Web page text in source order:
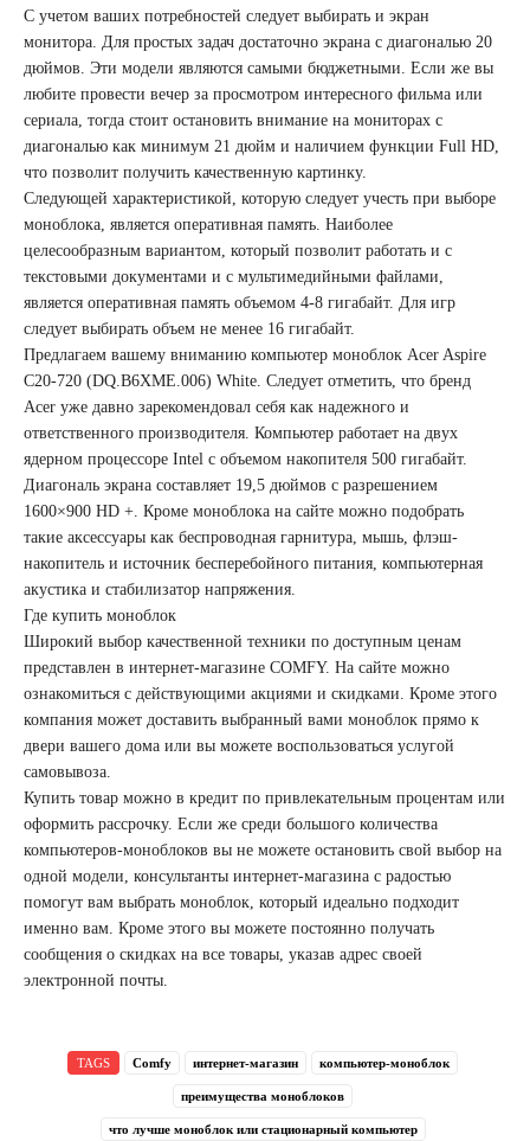
С учетом ваших потребностей следует выбирать и экран
монитора. Для простых задач достаточно экрана с диагональю 20
дюймов. Эти модели являются самыми бюджетными. Если же вы
любите провести вечер за просмотром интересного фильма или
сериала, тогда стоит остановить внимание на мониторах с
диагональю как минимум 21 дюйм и наличием функции Full HD,
что позволит получить качественную картинку.
Следующей характеристикой, которую следует учесть при выборе
моноблока, является оперативная память. Наиболее
целесообразным вариантом, который позволит работать и с
текстовыми документами и с мультимедийными файлами,
является оперативная память объемом 4-8 гигабайт. Для игр
следует выбирать объем не менее 16 гигабайт.
Предлагаем вашему вниманию компьютер моноблок Acer Aspire
C20-720 (DQ.B6XME.006) White. Следует отметить, что бренд
Acer уже давно зарекомендовал себя как надежного и
ответственного производителя. Компьютер работает на двух
ядерном процессоре Intel с объемом накопителя 500 гигабайт.
Диагональ экрана составляет 19,5 дюймов с разрешением
1600×900 HD +. Кроме моноблока на сайте можно подобрать
такие аксессуары как беспроводная гарнитура, мышь, флэш-
накопитель и источник бесперебойного питания, компьютерная
акустика и стабилизатор напряжения.
Где купить моноблок
Широкий выбор качественной техники по доступным ценам
представлен в интернет-магазине COMFY. На сайте можно
ознакомиться с действующими акциями и скидками. Кроме этого
компания может доставить выбранный вами моноблок прямо к
двери вашего дома или вы можете воспользоваться услугой
самовывоза.
Купить товар можно в кредит по привлекательным процентам или
оформить рассрочку. Если же среди большого количества
компьютеров-моноблоков вы не можете остановить свой выбор на
одной модели, консультанты интернет-магазина с радостью
помогут вам выбрать моноблок, который идеально подходит
именно вам. Кроме этого вы можете постоянно получать
сообщения о скидках на все товары, указав адрес своей
электронной почты.
TAGS Comfy интернет-магазин компьютер-моноблок
преимущества моноблоков
что лучше моноблок или стационарный компьютер